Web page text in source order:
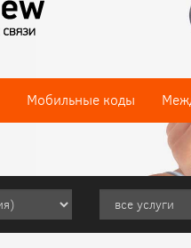
Мобильные коды